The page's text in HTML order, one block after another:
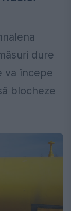
dure
va începe
blocheze